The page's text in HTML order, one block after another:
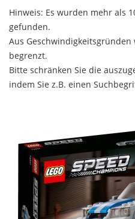
Hinweis: Es wurden mehr als
gefunden.
Aus
begrenzt.
Bitte schränken Sie die
indem Sie z.B. einen